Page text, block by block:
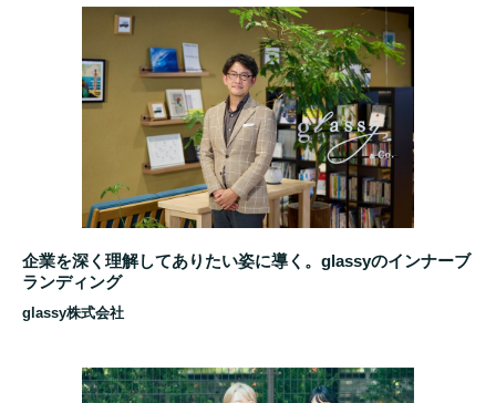
企業を深く理解してありたい姿に導く。glassyのインナーブ
ランディング
glassy株式会社